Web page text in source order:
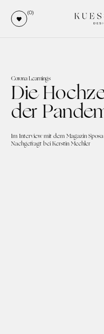
(0)
Corona Learnings
Die
der
Im Interview mit dem Magazin
Nachgefragt bei Kerstin Mechler